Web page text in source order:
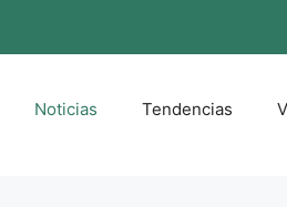
Noticias Tendencias